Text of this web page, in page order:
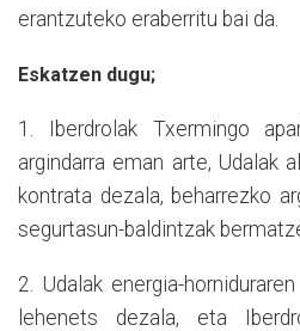
erantzuteko eraberritu bai da.
Eskatzen dugu;
1. Iberdrolak Txermingo
argindarra eman arte, Udalak
kontrata dezala, beharrezko
segurtasun-baldintzak
2. Udalak energia-
lehenets dezala, eta